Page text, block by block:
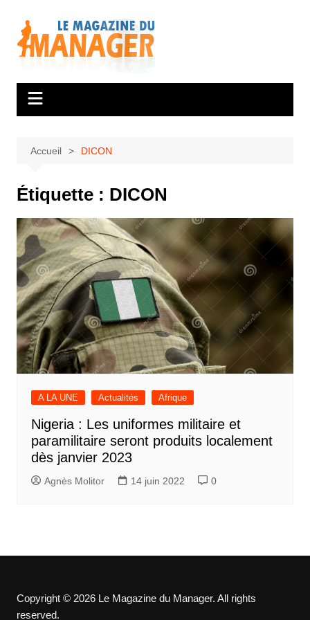
contenu
Accueil DICON
Étiquette : DICON
A LA UNE Actualités Afrique
Nigeria : Les uniformes militaire et
paramilitaire seront produits localement
dès janvier 2023
Agnès Molitor 14 juin 2022 0
Copyright © 2026 Le Magazine du Manager. All rights
reserved.